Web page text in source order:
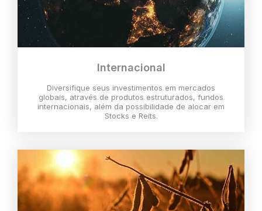
Internacional
Diversifique seus investimentos em mercados
globais, através de produtos estruturados, fundos
internacionais, além da possibilidade de alocar em
Stocks e Reits.